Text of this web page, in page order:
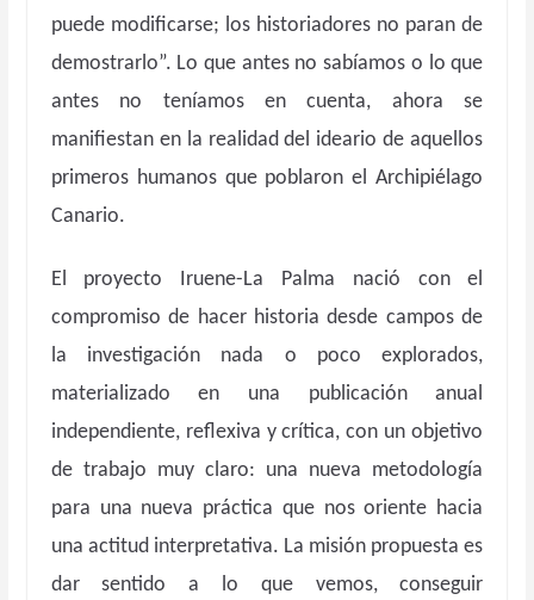
puede modificarse; los historiadores no paran de
demostrarlo”. Lo que antes no sabíamos o lo que
antes no teníamos en cuenta, ahora se
manifiestan en la realidad del ideario de aquellos
primeros humanos que poblaron el Archipiélago
Canario.
El proyecto Iruene-La Palma nació con el
compromiso de hacer historia desde campos de
la investigación nada o poco explorados,
materializado en una publicación anual
independiente, reflexiva y crítica, con un objetivo
de trabajo muy claro: una nueva metodología
para una nueva práctica que nos oriente hacia
una actitud interpretativa. La misión propuesta es
dar sentido a lo que vemos, conseguir